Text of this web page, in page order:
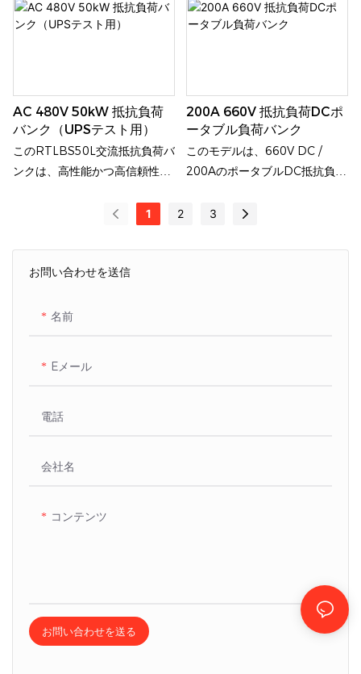
お問い合わせを送信
名前
Eメール
電話
会社名
コンテンツ
お問い合わせを送る
265kWです。発電機、UPSシ
ステム、変圧器、電力変換器な
す。
めに特別に開発されました。
AC 480V 50kW 抵抗負荷
バンク（UPSテスト用）
このRTLBS50L交流抵抗負荷バ
ンクは、高性能かつ高信頼性の
UPS、インバータ、変圧器、そ
電源システムの性能試験、容量
検証、および保守のニーズを満
200A 660V 抵抗負荷DCポ
ータブル負荷バンク
このモデルは、660V DC /
200AのポータブルDC抵抗負荷
ムの試験専用に設計された高精
ネルギー貯蔵システム
1 2 3